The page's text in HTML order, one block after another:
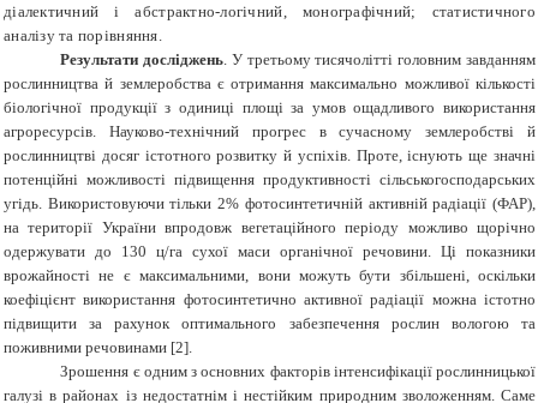
діалектичний і абстрактно-логічний, монографічний; статистичного
аналізу та порівняння.
Результати досліджень. У третьому тисячолітті головним завданням
рослинництва й землеробства є отримання максимально можливої кількості
біологічної продукції з одиниці площі за умов ощадливого використання
агроресурсів. Науково-технічний прогрес в сучасному землеробстві й
рослинництві досяг істотного розвитку й успіхів. Проте, існують ще значні
потенційні можливості підвищення продуктивності сільськогосподарських
угідь. Використовуючи тільки 2% фотосинтетичній активній радіації (ФАР),
на території України впродовж вегетаційного періоду можливо щорічно
одержувати до 130 ц/га сухої маси органічної речовини. Ці показники
врожайності не є максимальними, вони можуть бути збільшені, оскільки
коефіцієнт використання фотосинтетично активної радіації можна істотно
підвищити за рахунок оптимального забезпечення рослин вологою та
поживними речовинами [2].
Зрошення є одним з основних факторів інтенсифікації рослинницької
галузі в районах із недостатнім і нестійким природним зволоженням. Саме